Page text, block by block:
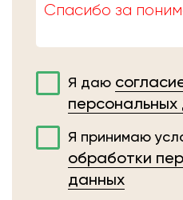
Спасибо за
Я даю
Я принимаю
обработки
данных